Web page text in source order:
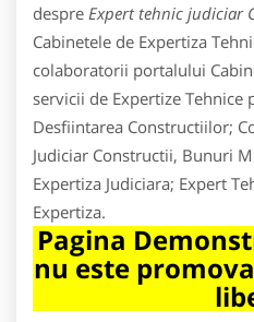
despre Expert tehnic judiciar
Cabinetele de Expertiza
colaboratorii portalului
servicii de Expertize Tehnice
Desfiintarea Constructiilor;
Judiciar Constructii, Bunuri
Expertiza Judiciara; Expert
Expertiza.
Pagina
nu este